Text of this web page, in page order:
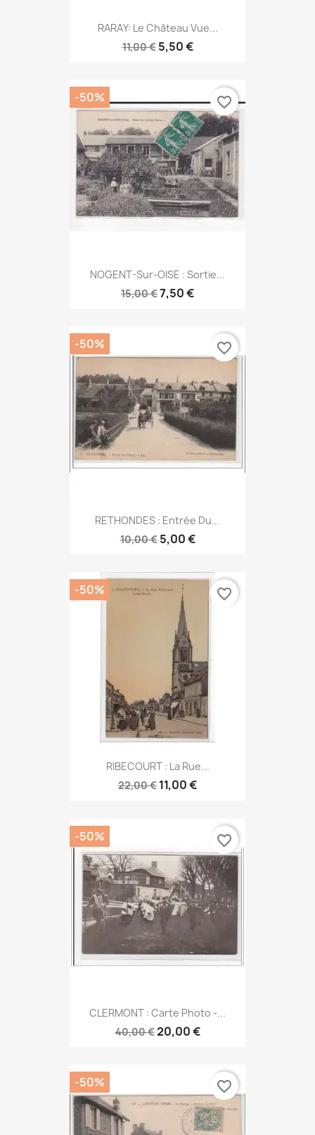
RARAY: Le Château Vue...
11,00 € 5,50 €
NOGENT-Sur-OISE : Sortie...
15,00 €7,50 €
-50% favorite_border
RETHONDES : Entrée Du...
10,00 € 5,00 €
-50% favorite_border
RIBECOURT : La Rue...
22,00 € 11,00 €
-50% favorite_border
CLERMONT : Carte Photo -...
40,00 €20,00 €
-50% favorite_border
-50% favorite_border